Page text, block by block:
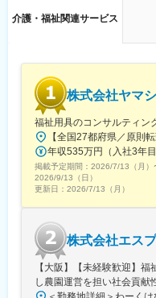
■研修について：＜実
・入社1・3・6か月ご
りや成長確認を行いま
→6か月目には同期合
ャーやケース会議を行
◎メンターをおき、質
ポート
◎キャリアに合わせた
■就業環境：
・残業月5時間程度
社としても、労働時
め、効率よく業務をす
・社長、取締役以外の
見を言い合える環境で
手を上げれば、新しい
介護・福祉関連サービス
株式会社ヤマ
福祉用具のコンサルティン
掲載予定期間： 2026/7/13（月）
2026/9/13（日）
更新日： 2026/7/13（月）
株式会社エス
【大阪】【未経験歓迎】
し農園運営を担い社会貢